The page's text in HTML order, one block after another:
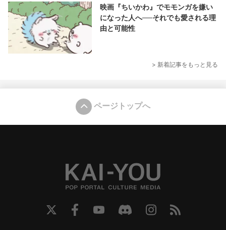
映画『ちいかわ』でモモンガを嫌い
になった人へ──それでも愛される理
由と可能性
> 新着記事をもっと見る
ページトップへ